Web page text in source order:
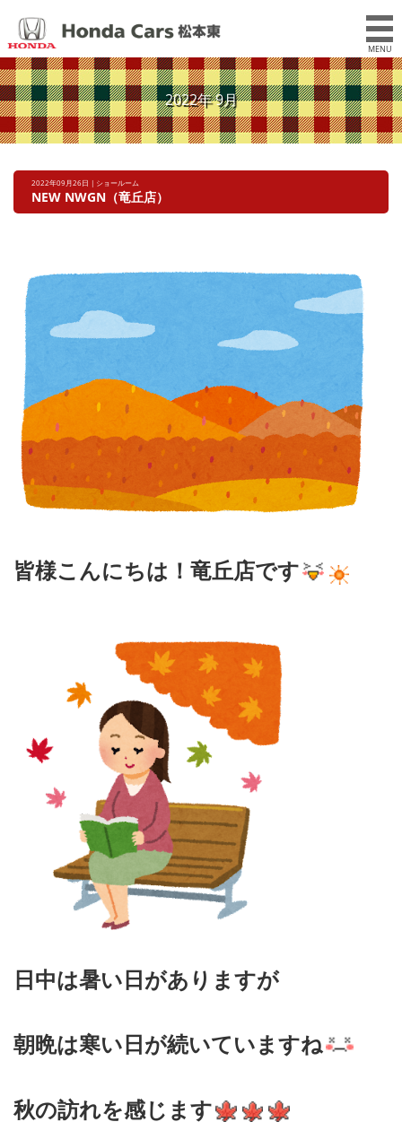
MENU
2022年 9月
2022年09月26日 | ショールーム
NEW NWGN（竜丘店）
皆様こんにちは！竜丘店です
日中は暑い日がありますが
朝晩は寒い日が続いていますね
秋の訪れを感じます